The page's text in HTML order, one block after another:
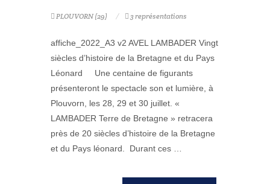
PLOUVORN (29) 3 représentations
affiche_2022_A3 v2 AVEL LAMBADER Vingt
siècles d’histoire de la Bretagne et du Pays
Léonard Une centaine de figurants
présenteront le spectacle son et lumière, à
Plouvorn, les 28, 29 et 30 juillet. «
LAMBADER Terre de Bretagne » retracera
près de 20 siècles d’histoire de la Bretagne
et du Pays léonard. Durant ces …